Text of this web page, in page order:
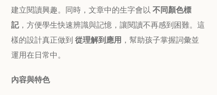
建立閱讀興趣。同時，文章中的生字會以 不同顏色標
記，方便學生快速辨識與記憶， 讓閱讀不再感到困難。這
樣的設計真正做到 從理解到應用 ，幫助孩子掌握詞彙並
運用在日常中。
內容與特色